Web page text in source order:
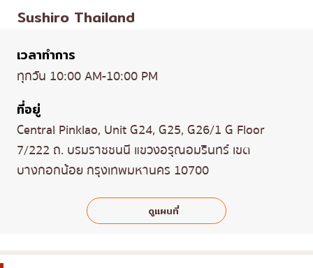
Sushiro Thailand
เวลาทำการ
ทุกวัน 10:00 AM-10:00 PM
ที่อยู่
Central Pinklao, Unit G24, G25, G26/1 G Floor
7/222 ถ. บรมราชชนนี แขวงอรุณอมรินทร์ เขต
บางกอกน้อย กรุงเทพมหานคร 10700
ดูแผนที่